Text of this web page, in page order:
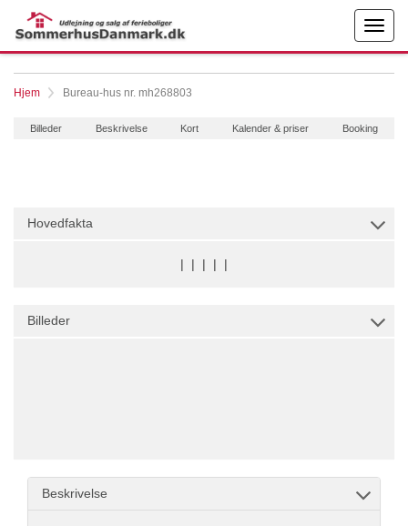
Hjem Bureau-hus nr. mh268803
Billeder Beskrivelse Kort Kalender & priser Booking
Hovedfakta
| | | | |
Billeder
Beskrivelse